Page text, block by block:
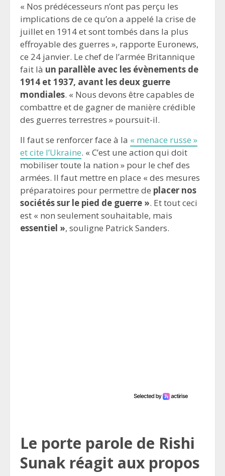
« Nos prédécesseurs n’ont pas perçu les
implications de ce qu’on a appelé la crise de
juillet en 1914 et sont tombés dans la plus
effroyable des guerres », rapporte Euronews,
ce 24 janvier. Le chef de l’armée Britannique
fait là un parallèle avec les évènements de
1914 et 1937, avant les deux guerre
mondiales. « Nous devons être capables de
combattre et de gagner de manière crédible
des guerres terrestres » poursuit-il.
Il faut se renforcer face à la « menace russe »
et cite l’Ukraine. « C’est une action qui doit
mobiliser toute la nation » pour le chef des
armées. Il faut mettre en place « des mesures
préparatoires pour permettre de placer nos
sociétés sur le pied de guerre ». Et tout ceci
est « non seulement souhaitable, mais
essentiel », souligne Patrick Sanders.
Le porte parole de Rishi
Sunak réagit aux propos